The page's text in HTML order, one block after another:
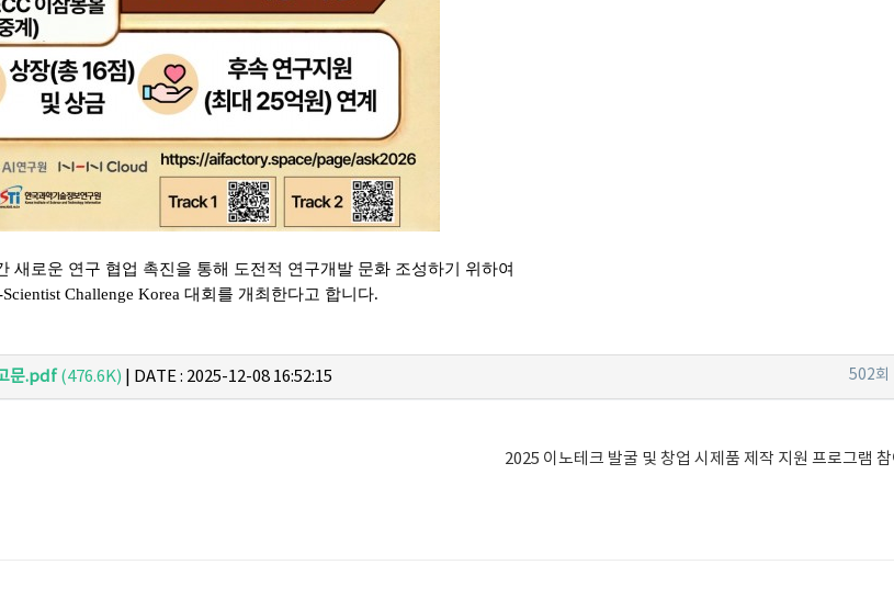
로운 연구 협업 촉진을 통해 도전적 연구개발 문화 조성하기 위하여
Challenge Korea 대회를 개최한다고 합니다.
문.pdf (476.6K) 502회
DATE : 2025-12-08 16:52:15
2025 이노테크 발굴 및 창업 시제품 제작 지원 프로그램